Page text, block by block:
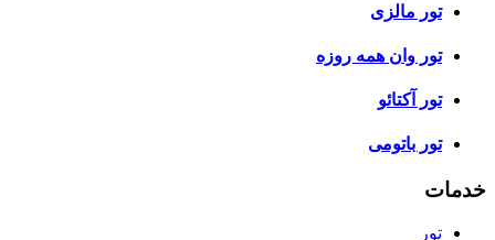
تور مالزی
تور وان همه روزه
تور آکتائو
تور باتومی
خدمات
تور